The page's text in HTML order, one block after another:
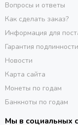
Вопросы и ответы
Как сделать заказ?
Информация для
Гарантия подлинности
Новости
Карта сайта
Монеты по годам
Банкноты по годам
Мы в социальных